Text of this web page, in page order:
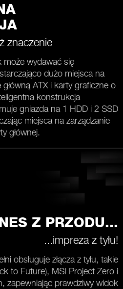
znaczenie
może wydawać się
dużo miejsca na
ATX i karty graficzne o
konstrukcja
gniazda na 1 HDD i 2 SSD
miejsca na zarządzanie
głównej.
Z PRZODU...
...impreza z tyłu!
obsługuje złącza z tyłu, takie
to Future), MSI Project Zero i
zapewniając prawdziwy widok